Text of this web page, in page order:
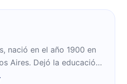
nació en el año 1900 en
Aires. Dejó la educación
para ser